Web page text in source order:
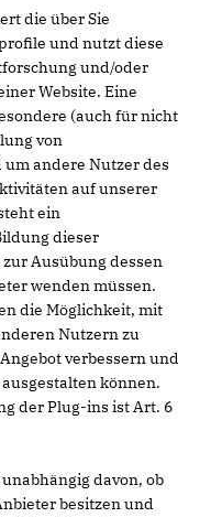
die über Sie
und nutzt diese
und/oder
Website. Eine
(auch für nicht
von
andere Nutzer des
auf unserer
ein
dieser
Ausübung dessen
wenden müssen.
die Möglichkeit, mit
Nutzern zu
verbessern und
können.
der Plug-ins ist Art. 6
davon, ob
besitzen und